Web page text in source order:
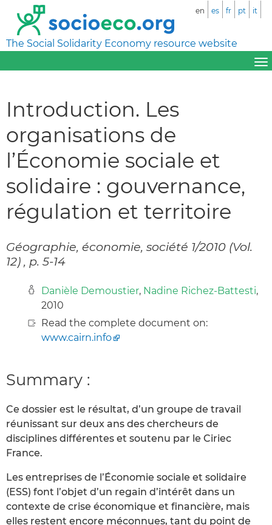
The Social Solidarity Economy resource website
en es fr pt it
Introduction. Les
organisations de
l’Économie sociale et
solidaire : gouvernance,
régulation et territoire
Géographie, économie, société 1/2010 (Vol.
12) , p. 5-14
Danièle Demoustier, Nadine Richez-Battesti,
2010
Read the complete document on:
www.cairn.info
Summary :
Ce dossier est le résultat, d’un groupe de travail
réunissant sur deux ans des chercheurs de
disciplines différentes et soutenu par le Ciriec
France.
Les entreprises de l’Économie sociale et solidaire
(ESS) font l’objet d’un regain d’intérêt dans un
contexte de crise économique et financière, mais
elles restent encore méconnues, tant du point de